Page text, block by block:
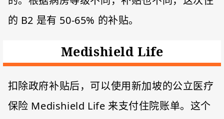
的 B2 是有 50-65% 的补贴。
Medishield Life
扣除政府补贴后，可以使用新加坡的公立医疗
保险 Medishield Life 来支付住院账单。这个